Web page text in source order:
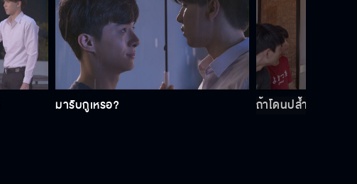
เห็นวันนี้ซ้อมเหนื่อยเลยซื้อมาให้
มารับกูเหรอ? ถ้าโดนปล้ำเรียกกู กู